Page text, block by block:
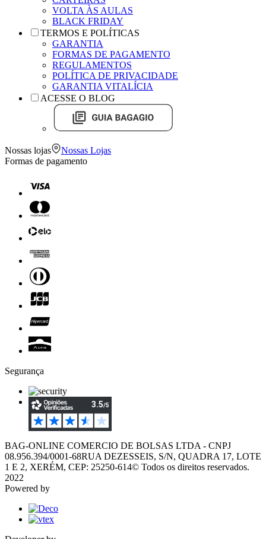
VOLTA ÀS AULAS
BLACK FRIDAY
TERMOS E POLÍTICAS
GARANTIA
FORMAS DE PAGAMENTO
REGULAMENTOS
POLÍTICA DE PRIVACIDADE
GARANTIA VITALÍCIA
ACESSE O BLOG
Nossas lojas
Nossas Lojas
Formas de pagamento
Segurança
BAG-ONLINE COMERCIO DE BOLSAS LTDA - CNPJ
08.956.394/0001-68RUA DEZESSEIS, S/N, QUADRA 17, LOTE
1 E 2, XERÉM, CEP: 25250-614© Todos os direitos reservados.
2022
Powered by